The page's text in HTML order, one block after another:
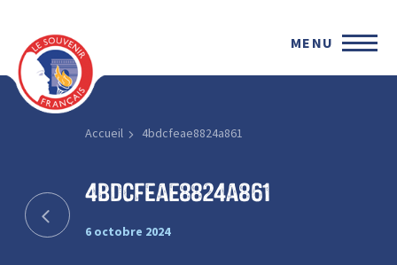
MENU
Accueil 4bdcfeae8824a861
4bdcfeae8824a861
6 octobre 2024